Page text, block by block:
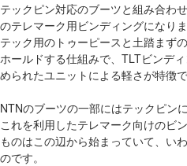
テックピン対応のブーツと組み合わ
のテレマーク用ビンディングになりま
テック用のトゥーピースと土踏まず
ホールドする仕組みで、TLTビンデ
められたユニットによる軽さが特徴で
NTNのブーツの一部にはテックピン
これを利用したテレマーク向けのビ
ものはこの辺から始まっていて、い
のです。